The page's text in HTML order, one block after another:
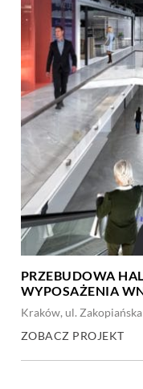
PRZEBUDOWA
WYPOSAŻENIA
Kraków, ul. Zakopiańska
ZOBACZ PROJEKT